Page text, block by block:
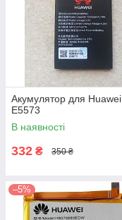
Акумулятор для Huawei
E5573
В наявності
332 ₴ 350 ₴
–5%